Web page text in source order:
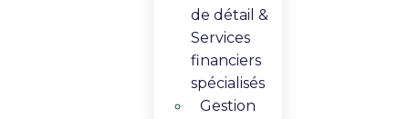
de détail &
Services
financiers
spécialisés
Gestion